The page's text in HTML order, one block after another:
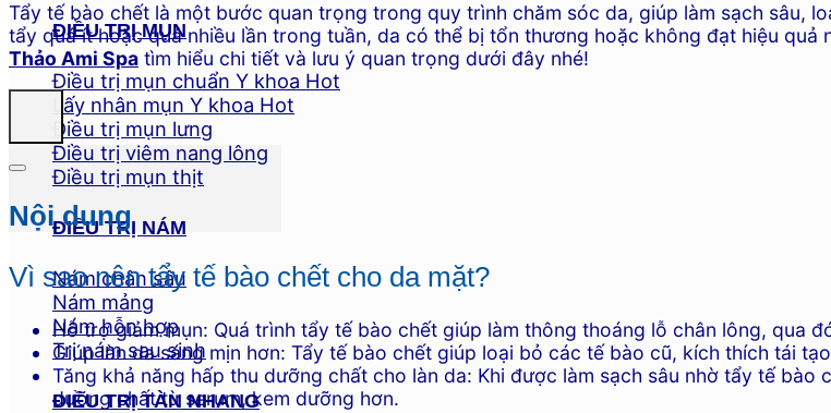
ĐIỀU TRỊ MỤN
Điều trị mụn chuẩn Y khoa
Lấy nhân mụn Y khoa
Điều trị mụn lưng
Điều trị viêm nang lông
Điều trị mụn thịt
ĐIỀU TRỊ NÁM
Nám chân sâu
Nám mảng
Nám hỗn hợp
Trị nám sau sinh
ĐIỀU TRỊ TÀN NHANG
Tẩy tế bào chết là một bước quan trọng trong quy trình chăm sóc da, giúp làm sạch sâu,
tẩy quá ít hoặc quá nhiều lần trong tuần, da có thể bị tổn thương hoặc không đạt hiệu quả
Thảo Ami Spa tìm hiểu chi tiết và lưu ý quan trọng dưới đây nhé!
Nội dung
Vì sao nên tẩy tế bào chết cho da mặt?
Hỗ trợ giảm mụn: Quá trình tẩy tế bào chết giúp làm thông thoáng lỗ chân lông, qua
Giúp làn da sáng mịn hơn: Tẩy tế bào chết giúp loại bỏ các tế bào cũ, kích thích tái
Tăng khả năng hấp thu dưỡng chất cho làn da: Khi được làm sạch sâu nhờ tẩy tế
dưỡng chất từ serum, kem dưỡng hơn.